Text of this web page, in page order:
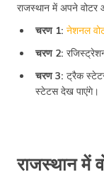
राजस्थान में अपने वोटर
चरण 1: नेशनल
चरण 2:
चरण 3: ट्रैक
स्टेटस देख पाएंगे।
राजस्थान में